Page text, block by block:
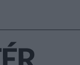
KÉZMŰVES